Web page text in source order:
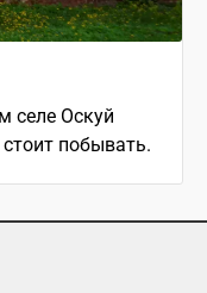
селе Оскуй
побывать.